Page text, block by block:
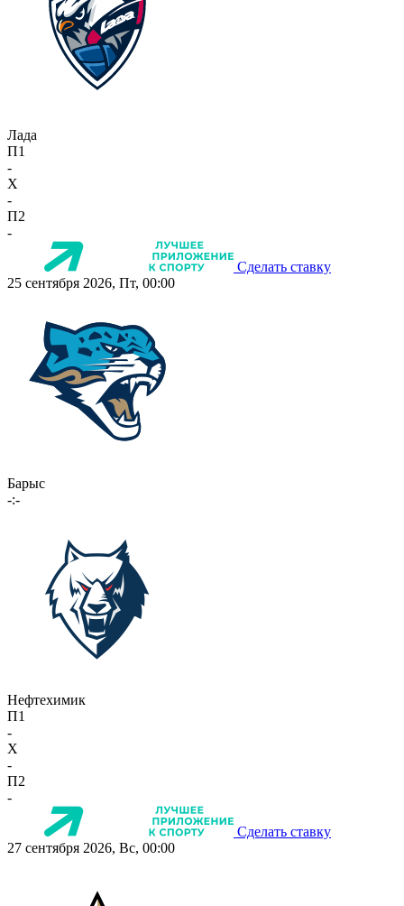
Лада
П1
-
X
-
П2
-
Сделать ставку
25 сентября 2026, Пт, 00:00
Барыс
-:-
Нефтехимик
П1
-
X
-
П2
-
Сделать ставку
27 сентября 2026, Вс, 00:00